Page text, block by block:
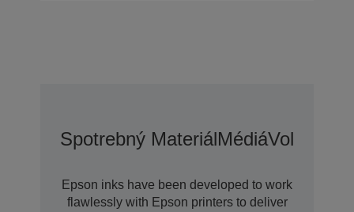
Spotrebný MateriálMédiáVoliteľné
Epson inks have been developed to work
flawlessly with Epson printers to deliver